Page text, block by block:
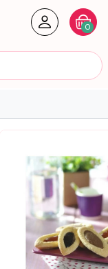
Créer
0